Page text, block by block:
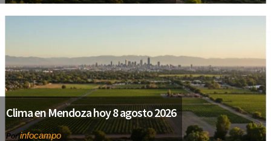
Clima en Mendoza hoy 8 agosto 2026
Porinfocampo